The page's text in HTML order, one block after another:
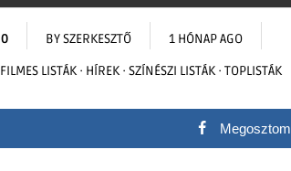
0 BYSZERKESZTŐ 1 HÓNAP AGO
FILMES LISTÁK · HÍREK · SZÍNÉSZI LISTÁK · TOPLISTÁK
Megosztom